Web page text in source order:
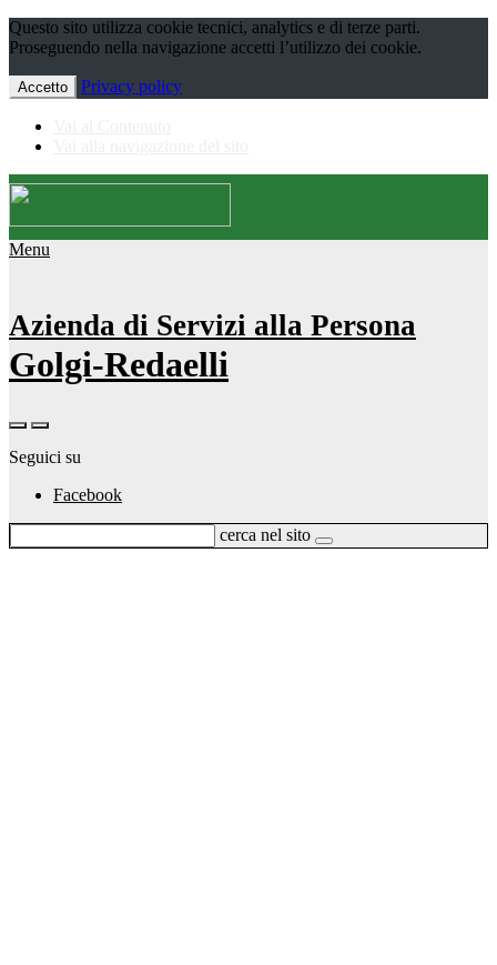
Questo sito utilizza cookie tecnici, analytics e di terze parti.
Proseguendo nella navigazione accetti l’utilizzo dei cookie.
Accetto Privacy policy
Menu
Azienda di Servizi alla Persona
Golgi-Redaelli
Seguici su
Facebook
cerca nel sito